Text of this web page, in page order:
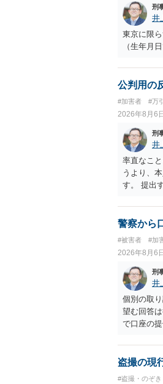
刑
井
東京に限
（生年月
公判用の
#加害者 #万
2026年8月6
刑
井
率直なこ
うより、
す。 提出
者の証言
もともと
警察から
#被害者 #加
2026年8月6
刑
井
個別の取
望む回答
で口座の
でいえば
ます。
盗撮の現
#盗撮・のぞき